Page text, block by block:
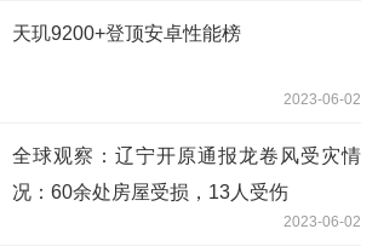
天玑9200+登顶安卓性能榜
2023-06-02
全球观察：辽宁开原通报龙卷风受灾情
况：60余处房屋受损，13人受伤
2023-06-02